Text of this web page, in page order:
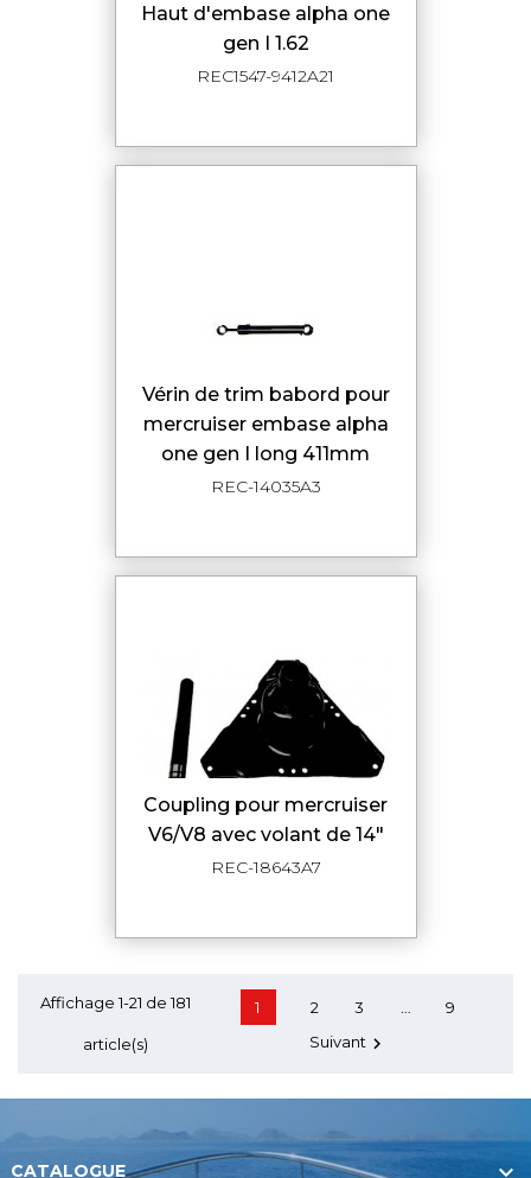
haut d'embase alpha one
gen I 1.62
REC1547-9412A21
vérin de trim babord pour
mercruiser embase alpha
one gen I long 411mm
REC-14035A3
coupling pour mercruiser
V6/V8 avec volant de 14"
REC-18643A7
Affichage 1-21 de 181
article(s)
1 2 3 …
9
Suivant 
CATALOGUE